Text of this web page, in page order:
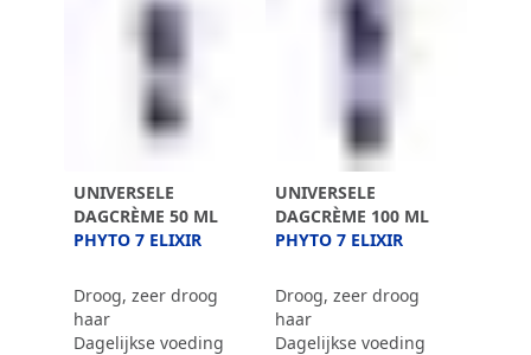
UNIVERSELE
DAGCRÈME 50 ML
PHYTO 7 ELIXIR
Droog, zeer droog
haar
Dagelijkse voeding
UNIVERSELE
DAGCRÈME 100 ML
PHYTO 7 ELIXIR
Droog, zeer droog
haar
Dagelijkse voeding